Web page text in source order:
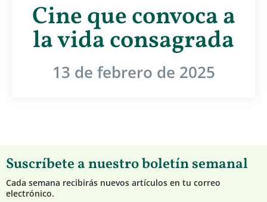
Cine que convoca a
la vida consagrada
13 de febrero de 2025
Suscríbete a nuestro boletín semanal
Cada semana recibirás nuevos artículos en tu correo
electrónico.